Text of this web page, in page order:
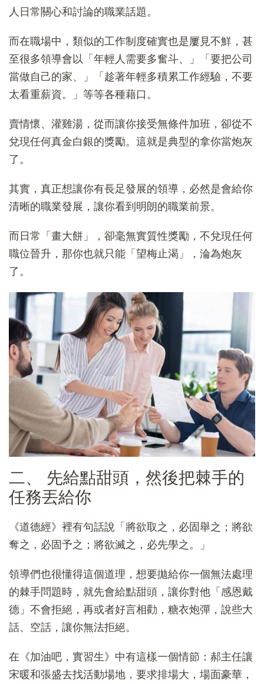
人日常關心和討論的職業話題。
而在職場中，類似的工作制度確實也是屢見不鮮，甚
至很多領導會以「年輕人需要多奮斗、」「要把公司
當做自己的家、」「趁著年輕多積累工作經驗，不要
太看重薪資。」等等各種藉口。
賣情懷、灌雞湯，從而讓你接受無條件加班，卻從不
兌現任何真金白銀的獎勵。這就是典型的拿你當炮灰
了。
其實，真正想讓你有長足發展的領導，必然是會給你
清晰的職業發展，讓你看到明朗的職業前景。
而日常「畫大餅」，卻毫無實質性獎勵，不兌現任何
職位晉升，那你也就只能「望梅止渴」，淪為炮灰
了。
二、 先給點甜頭，然後把棘手的
任務丟給你
《道德經》裡有句話說「將欲取之，必固舉之；將欲
奪之，必固予之；將欲滅之，必先學之。」
領導們也很懂得這個道理，想要拋給你一個無法處理
的棘手問題時，就先會給點甜頭，讓你對他「感恩戴
德」不會拒絕，再或者好言相勸，糖衣炮彈，說些大
話、空話，讓你無法拒絕。
在《加油吧，實習生》中有這樣一個情節：郝主任讓
宋暖和張盛去找活動場地，要求排場大，場面豪華，